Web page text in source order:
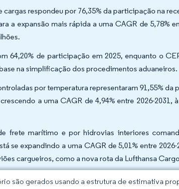
respondeu por 76,35% da participação na
expansão mais rápida a uma CAGR de 5,78%
64,20% de participação em 2025, enquanto o
na simplificação dos procedimentos aduaneiros.
por temperatura representaram 91,55% da
a uma CAGR de 4,94% entre 2026-2031,
frete marítimo e por hidrovias interiores
se expandindo a uma CAGR de 5,01% entre
cargueiros, como a nova rota da Lufthansa
são gerados usando a estrutura de estimativa